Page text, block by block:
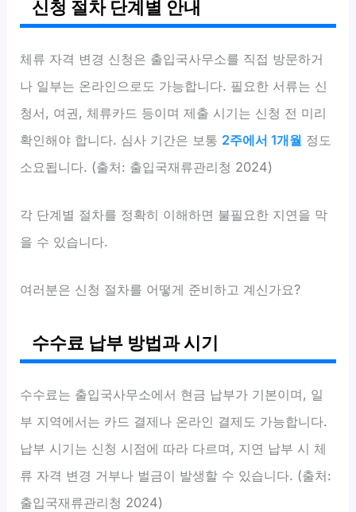
신청 절차 단계별 안내
체류 자격 변경 신청은 출입국사무소를 직접 방문하거
나 일부는 온라인으로도 가능합니다. 필요한 서류는 신
청서, 여권, 체류카드 등이며 제출 시기는 신청 전 미리
확인해야 합니다. 심사 기간은 보통 2주에서 1개월 정도
소요됩니다. (출처: 출입국재류관리청 2024)
각 단계별 절차를 정확히 이해하면 불필요한 지연을 막
을 수 있습니다.
여러분은 신청 절차를 어떻게 준비하고 계신가요?
수수료 납부 방법과 시기
수수료는 출입국사무소에서 현금 납부가 기본이며, 일
부 지역에서는 카드 결제나 온라인 결제도 가능합니다.
납부 시기는 신청 시점에 따라 다르며, 지연 납부 시 체
류 자격 변경 거부나 벌금이 발생할 수 있습니다. (출처:
출입국재류관리청 2024)